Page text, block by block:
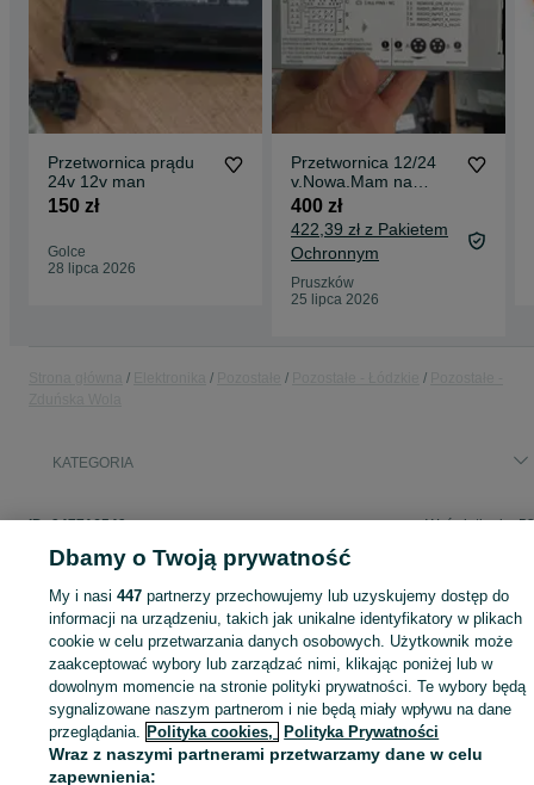
Przetwornica prądu
24v 12v man
150 zł
Golce
28 lipca 2026
Przetwornica 12/24
v.Nowa.Mam na
stanie 6 sztuk
400 zł
422,39 zł z Pakietem
Ochronnym
Pruszków
25 lipca 2026
KATEGORIA
ID:947716549 Wyświetlenia:
Zaloguj się lub załóż konto na OLX, aby skontaktować się z
sprzedającym
Zaloguj się / Załóż konto
Dbamy o Twoją prywatność
My i nasi447 partnerzy przechowujemy lub uzyskujemy dostęp do
informacji na urządzeniu, takich jak unikalne identyfikatory w plikach
cookie w celu przetwarzania danych osobowych. Użytkownik może
zaakceptować wybory lub zarządzać nimi, klikając poniżej lub w
dowolnym momencie na stronie polityki prywatności. Te wybory będą
sygnalizowane naszym partnerom i nie będą miały wpływu na dane
przeglądania. Polityka cookies, Polityka Prywatności
Wraz z naszymi partnerami przetwarzamy dane w celu
zapewnienia: